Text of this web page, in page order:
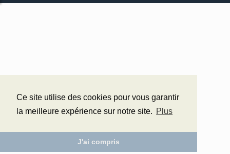
Ce site utilise des cookies pour vous garantir
la meilleure expérience sur notre site. Plus
J'ai compris